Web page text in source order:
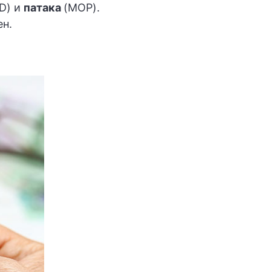
и патака (MOP).